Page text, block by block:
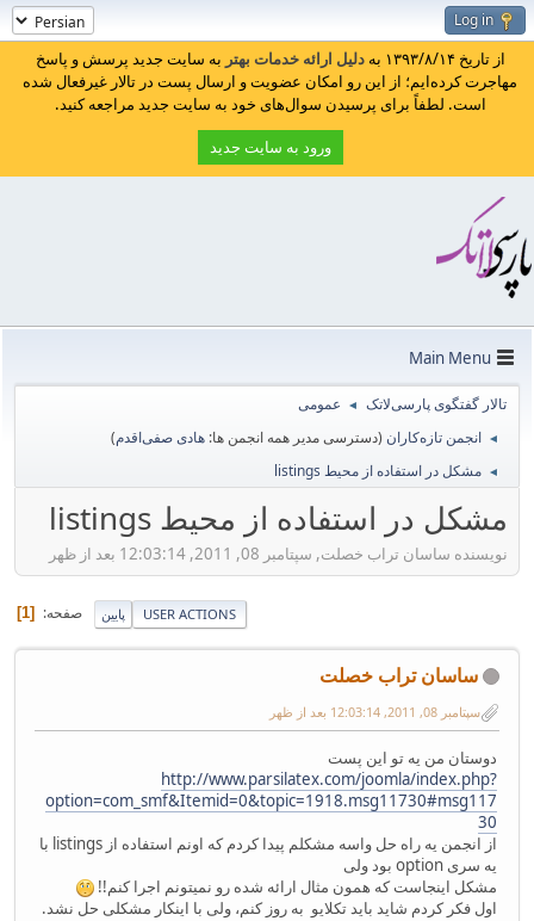
Log in
از تاریخ ۱۳۹۳/۸/۱۴ به دلیل ارائه خدمات بهتر به سایت جدید پرسش و پاسخ
مهاجرت کرده‌ایم؛ از این رو امکان عضویت و ارسال پست در تالار غیرفعال شده
است. لطفاً برای پرسیدن سوال‌های خود به سایت جدید مراجعه کنید.
ورود به سایت جدید
Main Menu
تالار گفتگوی پارسی‌لاتک ◄ عمومی
◄ انجمن تازه‌کاران (دسترسی مدیر همه انجمن ها: هادی صفی‌اقدم)
◄ مشکل در استفاده از محیط listings
مشکل در استفاده از محیط listings
نویسنده ساسان تراب خصلت, سپتامبر 08, 2011, 12:03:14 بعد از ظهر
پایین صفحه 1 USER ACTIONS
ساسان تراب خصلت
سپتامبر 08, 2011, 12:03:14 بعد از ظهر
دوستان من یه تو این پست
http://www.parsilatex.com/joomla/index.php?
option=com_smf&Itemid=0&topic=1918.msg11730#msg117
30
از انجمن یه راه حل واسه مشکلم پیدا کردم که اونم استفاده از listings با
یه سری option بود ولی
مشکل اینجاست که همون مثال ارائه شده رو نمیتونم اجرا کنم!!
اول فکر کردم شاید باید تکلایو به روز کنم، ولی با اینکار مشکلی حل نشد.